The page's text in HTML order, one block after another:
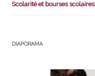
Scolarité et bourses scolaires
DIAPORAMA